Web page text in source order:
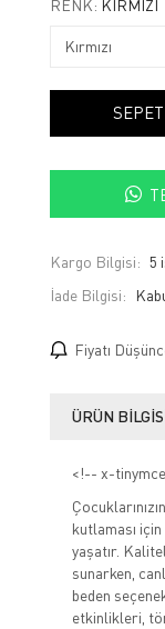
RENK: KIRMIZI
Kargo Bilgisi: 5
İade Bilgisi:
Fiyatı
ÜRÜN
<!-- x-
kutlaması
yaşatır.
sunarken,
beden
etkinlikleri,